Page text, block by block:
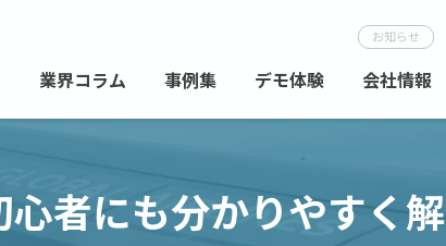
お知らせ
業界コラム 事例集 デモ体験 会社情報
者にも分かりやすく解